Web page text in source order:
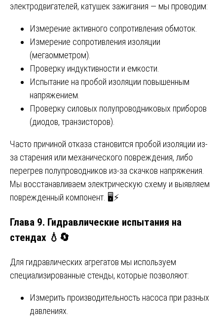
электродвигателей, катушек зажигания — мы проводим:
Измерение активного сопротивления обмоток.
Измерение сопротивления изоляции
(мегаомметром).
Проверку индуктивности и емкости.
Испытание на пробой изоляции повышенным
напряжением.
Проверку силовых полупроводниковых приборов
(диодов, транзисторов).
Часто причиной отказа становится пробой изоляции из-
за старения или механического повреждения, либо
перегрев полупроводников из-за скачков напряжения.
Мы восстанавливаем электрическую схему и выявляем
поврежденный компонент. 🖥️⚡
Глава 9. Гидравлические испытания на
стендах 💧🔄
Для гидравлических агрегатов мы используем
специализированные стенды, которые позволяют:
Измерить производительность насоса при разных
давлениях.